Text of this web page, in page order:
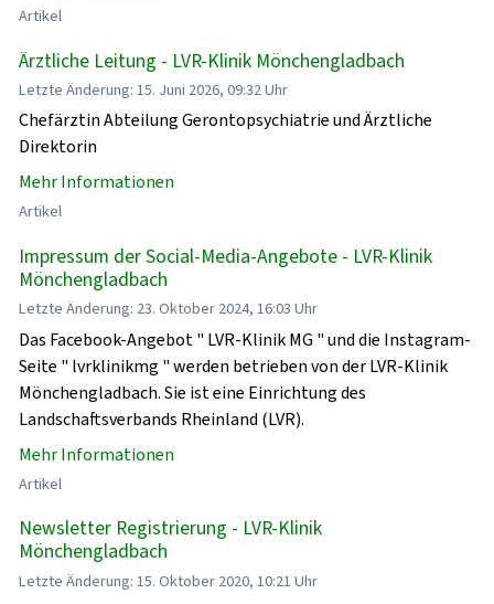
Artikel
Ärztliche Leitung - LVR-Klinik Mönchengladbach
Letzte Änderung: 15. Juni 2026, 09:32 Uhr
Chefärztin Abteilung Gerontopsychiatrie und Ärztliche
Direktorin
Mehr Informationen
Artikel
Impressum der Social-Media-Angebote - LVR-Klinik
Mönchengladbach
Letzte Änderung: 23. Oktober 2024, 16:03 Uhr
Das Facebook-Angebot " LVR-Klinik MG " und die Instagram-
Seite " lvrklinikmg " werden betrieben von der LVR-Klinik
Mönchengladbach. Sie ist eine Einrichtung des
Landschaftsverbands Rheinland (LVR).
Mehr Informationen
Artikel
Newsletter Registrierung - LVR-Klinik
Mönchengladbach
Letzte Änderung: 15. Oktober 2020, 10:21 Uhr